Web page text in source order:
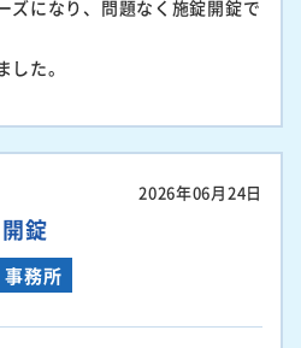
ズになり、問題なく施錠開錠で
た。
2026年06月24日
錠
務所